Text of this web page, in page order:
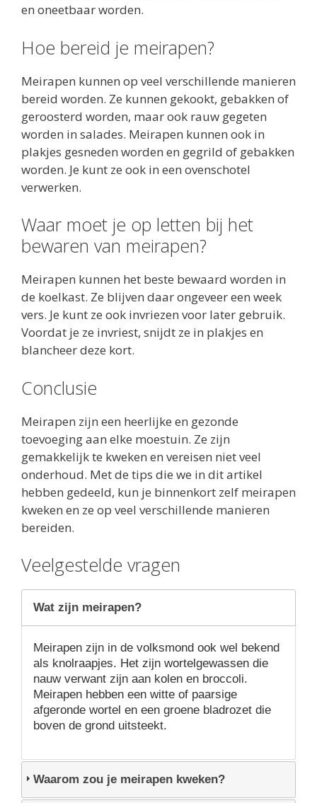
en oneetbaar worden.
Hoe bereid je meirapen?
Meirapen kunnen op veel verschillende manieren
bereid worden. Ze kunnen gekookt, gebakken of
geroosterd worden, maar ook rauw gegeten
worden in salades. Meirapen kunnen ook in
plakjes gesneden worden en gegrild of gebakken
worden. Je kunt ze ook in een ovenschotel
verwerken.
Waar moet je op letten bij het
bewaren van meirapen?
Meirapen kunnen het beste bewaard worden in
de koelkast. Ze blijven daar ongeveer een week
vers. Je kunt ze ook invriezen voor later gebruik.
Voordat je ze invriest, snijdt ze in plakjes en
blancheer deze kort.
Conclusie
Meirapen zijn een heerlijke en gezonde
toevoeging aan elke moestuin. Ze zijn
gemakkelijk te kweken en vereisen niet veel
onderhoud. Met de tips die we in dit artikel
hebben gedeeld, kun je binnenkort zelf meirapen
kweken en ze op veel verschillende manieren
bereiden.
Veelgestelde vragen
Wat zijn meirapen?
Meirapen zijn in de volksmond ook wel bekend
als knolraapjes. Het zijn wortelgewassen die
nauw verwant zijn aan kolen en broccoli.
Meirapen hebben een witte of paarsige
afgeronde wortel en een groene bladrozet die
boven de grond uitsteekt.
Waarom zou je meirapen kweken?